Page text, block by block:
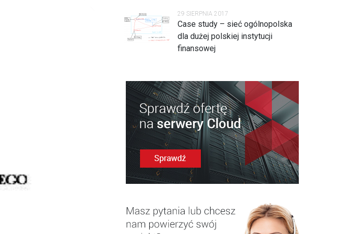
29 SIERPNIA 2017
Case study – sieć ogólnopolska
dla dużej polskiej instytucji
finansowej